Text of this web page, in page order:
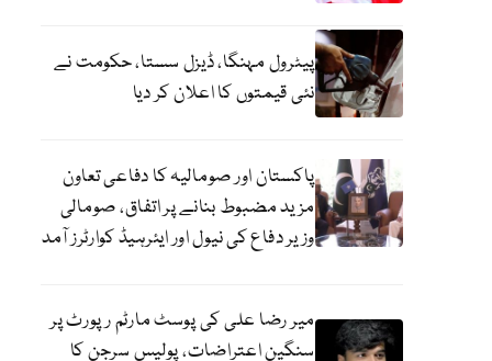
پیٹرول مہنگا، ڈیزل سستا، حکومت نے
نئی قیمتوں کا اعلان کر دیا
پاکستان اور صومالیہ کا دفاعی تعاون
مزید مضبوط بنانے پر اتفاق، صومالی
وزیر دفاع کی نیول اور ایئرہیڈ کوارٹرز آمد
میر رضا علی کی پوسٹ مارٹم رپورٹ پر
سنگین اعتراضات، پولیس سرجن کا